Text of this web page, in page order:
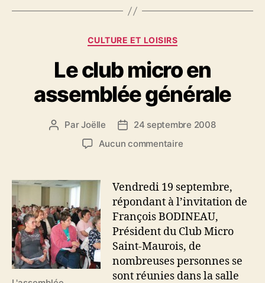
Catégories
CULTURE ET LOISIRS
Le club micro en
assemblée générale
Auteur
ParJoëlle
Date24 septembre 2008
Aucun commentairesur
micro
en
assemblée
générale
Vendredi 19 septembre,
répondant à l’invitation de
François BODINEAU,
Président du Club Micro
Saint-Maurois, de
nombreuses personnes se
sont réunies dans la salle